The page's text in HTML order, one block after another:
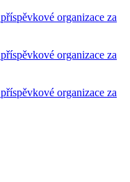
organizace za
organizace za
organizace za